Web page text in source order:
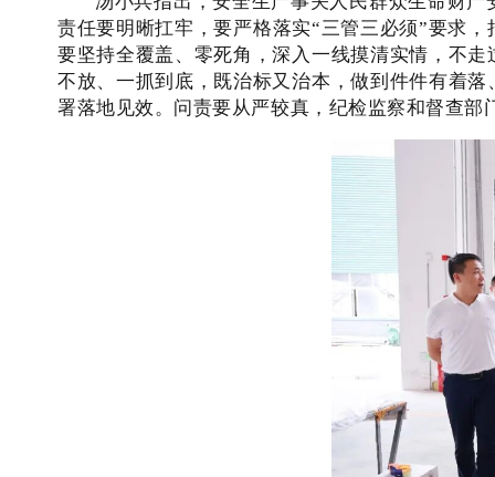
责任要明晰扛牢，要严格落实“三管三必须”要求
要坚持全覆盖、零死角，深入一线摸清实情，不
不放、一抓到底，既治标又治本，做到件件有着
署落地见效。问责要从严较真，纪检监察和督查